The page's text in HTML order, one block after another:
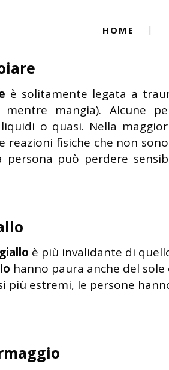
HOME
By Igor
in assoluto
è solitamente legata a
mentre mangia). Alcune
o quasi. Nella
reazioni fisiche che non
persona può perdere
è più invalidante di
hanno paura anche del
più estremi, le persone